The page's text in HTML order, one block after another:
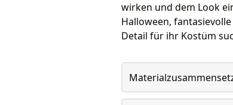
wirken und dem Look
Halloween,
Detail für ihr Kostüm